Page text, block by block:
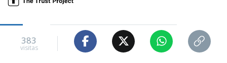
383
visitas